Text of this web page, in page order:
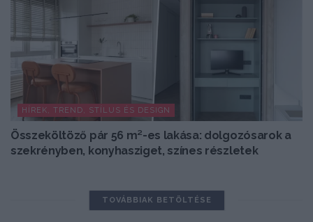
HÍREK, TREND, STÍLUS ÉS DESIGN
Összeköltöző pár 56 m²-es lakása: dolgozósarok a
szekrényben, konyhasziget, színes részletek
TOVÁBBIAK BETÖLTÉSE